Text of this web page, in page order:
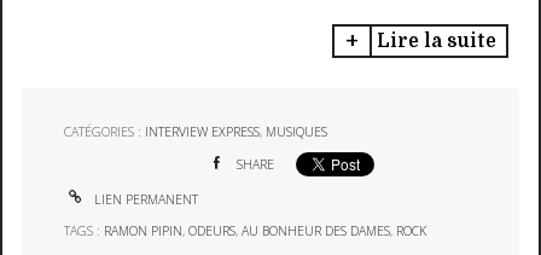
Lire la suite
CATÉGORIES : INTERVIEW EXPRESS, MUSIQUES
SHARE
LIEN PERMANENT
TAGS : RAMON PIPIN,ODEURS,AU BONHEUR DES DAMES, ROCK